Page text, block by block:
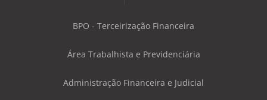
BPO - Terceirização Financeira
Área Trabalhista e Previdenciária
Administração Financeira e Judicial